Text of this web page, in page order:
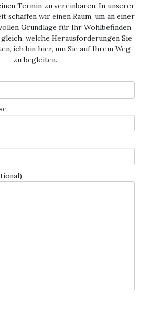
Termin zu vereinbaren. In unserer
schaffen wir einen Raum, um an einer
Grundlage für Ihr Wohlbefinden
welche Herausforderungen Sie
ich bin hier, um Sie auf Ihrem Weg
zu begleiten.